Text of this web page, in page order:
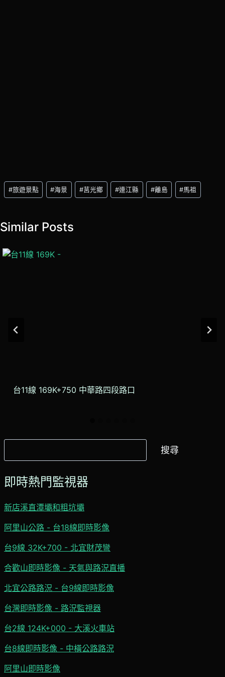
Post
Tags:
#旅遊景點 #海景 #莒光鄉 #連江縣 #離島 #馬祖
Similar Posts
台11線 169K+750 中華路四段路口
尋
搜尋
即時熱門監視器
新店溪直潭壩和粗坑壩
阿里山公路 - 台18線即時影像
台9線 32K+700 - 北宜財茂彎
合歡山即時影像 - 天氣與路況直播
北宜公路路況 - 台9線即時影像
台灣即時影像 - 路況監視器
台2線 124K+000 - 大溪火車站
台8線即時影像 - 中橫公路路況
阿里山即時影像